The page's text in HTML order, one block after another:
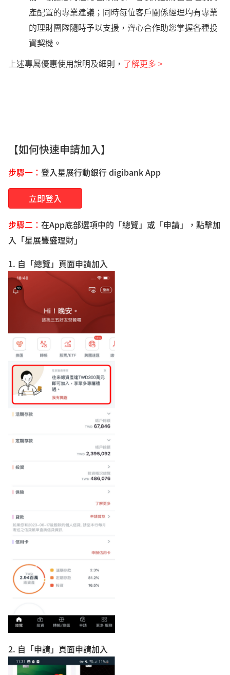
產配置的專業建議；同時每位客戶關係經理均有專業
的理財團隊隨時予以支援，齊心合作助您掌握各種投
資契機。
上述專屬優惠使用說明及細則， 了解更多 >
【如何快速申請加入】
步驟一： 登入星展行動銀行 digibank App
立即登入
步驟二： 在App底部選項中的「總覽」或「申請」，點擊加
入「星展豐盛理財」
1. 自「總覽」頁面申請加入
2. 自「申請」頁面申請加入